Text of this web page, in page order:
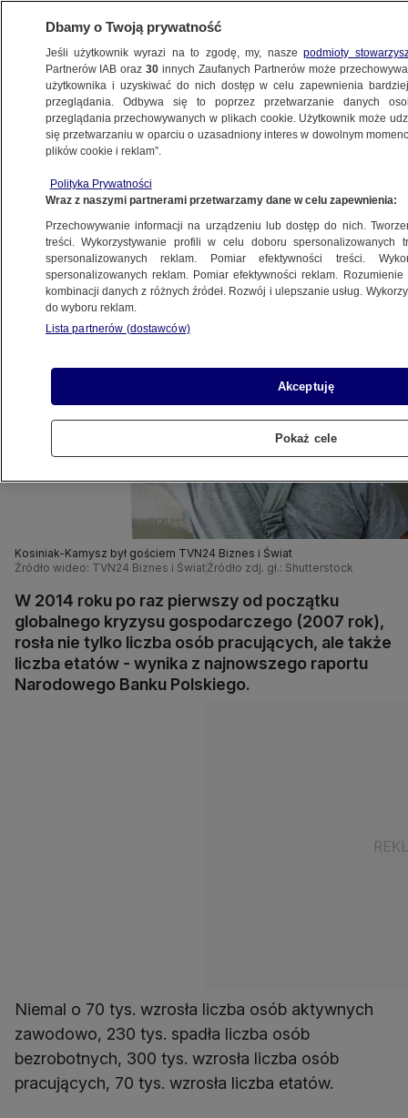
BIZNES
Z KRAJU
od lat. Ale do Zachodu nam daleko
21.10.2015, 12:47
Udostępnij
Kosiniak-Kamysz był gościem TVN24 Biznes i Świat
Źródło wideo: TVN24 Biznes i ŚwiatŹródło zdj. gł.: Shutterstock
W 2014 roku po raz pierwszy od początku
globalnego kryzysu gospodarczego (2007 rok),
rosła nie tylko liczba osób pracujących, ale także
liczba etatów - wynika z najnowszego raportu
Narodowego Banku Polskiego.
Niemal o 70 tys. wzrosła liczba osób aktywnych
zawodowo, 230 tys. spadła liczba osób
bezrobotnych, 300 tys. wzrosła liczba osób
pracujących, 70 tys. wzrosła liczba etatów.
Dbamy o Twoją prywatność
Jeśli użytkownik wyrazi na to zgodę, my, naszepodmioty
Partnerów IAB oraz30 innych Zaufanych Partnerów może
użytkownika i uzyskiwać do nich dostęp w celu zapewnienia
przeglądania. Odbywa się to poprzez przetwarzanie danych
przeglądania przechowywanych w plikach cookie. Użytkownik może
się przetwarzaniu w oparciu o uzasadniony interes w dowolnym
plików cookie i reklam”.
Polityka Prywatności
Wraz z naszymi partnerami przetwarzamy dane w celu zapewnienia:
Przechowywanie informacji na urządzeniu lub dostęp do nich.
treści. Wykorzystywanie profili w celu doboru spersonalizowanych
spersonalizowanych reklam. Pomiar efektywności treści.
spersonalizowanych reklam. Pomiar efektywności reklam.
kombinacji danych z różnych źródeł. Rozwój i ulepszanie usług.
do wyboru reklam.
Lista partnerów (dostawców)
Akceptuję
Pokaż cele